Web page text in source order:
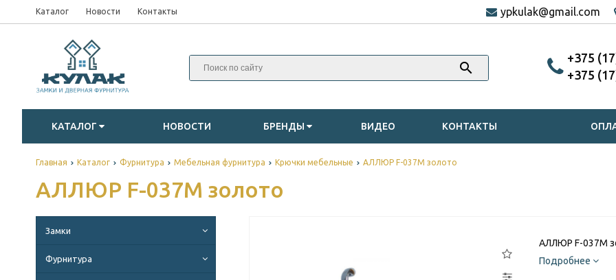
Каталог Новости Контакты ypkulak@gmail.com
‎+375
‎+375
КАТАЛОГ НОВОСТИ БРЕНДЫ ВИДЕО КОНТАКТЫ
Главная Каталог Фурнитура Мебельная фурнитура Крючки мебельные АЛЛЮР F-037M золото
АЛЛЮР F-037M золото
Замки
Фурнитура
АЛЛЮР F-037M
Подробнее